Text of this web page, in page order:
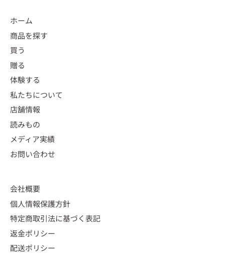
ホーム
商品を探す
買う
贈る
体験する
私たちについて
店舗情報
読みもの
メディア実績
お問い合わせ
会社概要
個人情報保護方針
特定商取引法に基づく表記
返金ポリシー
配送ポリシー